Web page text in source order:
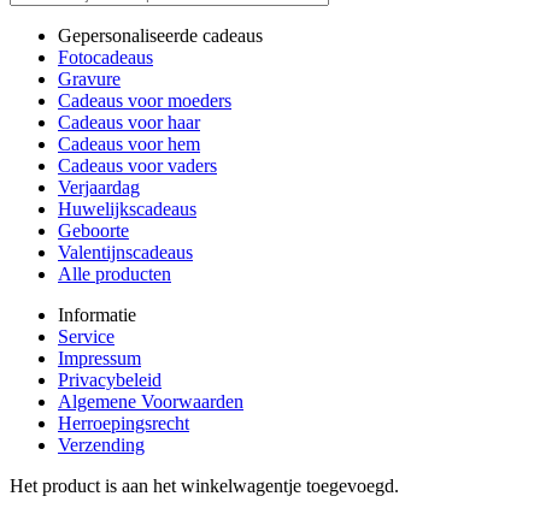
Gepersonaliseerde cadeaus
Fotocadeaus
Gravure
Cadeaus voor moeders
Cadeaus voor haar
Cadeaus voor hem
Cadeaus voor vaders
Verjaardag
Huwelijkscadeaus
Geboorte
Valentijnscadeaus
Alle producten
Informatie
Service
Impressum
Privacybeleid
Algemene Voorwaarden
Herroepingsrecht
Verzending
Het product is aan het winkelwagentje toegevoegd.